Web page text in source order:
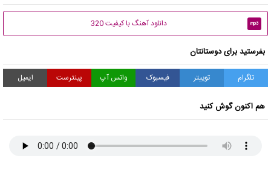
mp3 دانلود آهنگ با کیفیت 320
بفرستید برای دوستانتان
تلگرام توییتر فیسبوک واتس آپ پینترست ایمیل
هم اکنون گوش کنید